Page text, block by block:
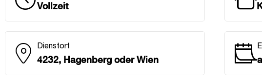
Vollzeit
Dienstort
4232, Hagenberg oder Wien